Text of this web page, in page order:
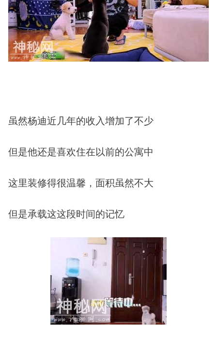
虽然杨迪近几年的收入增加了不少
但是他还是喜欢住在以前的公寓中
这里装修得很温馨，面积虽然不大
但是承载这这段时间的记忆